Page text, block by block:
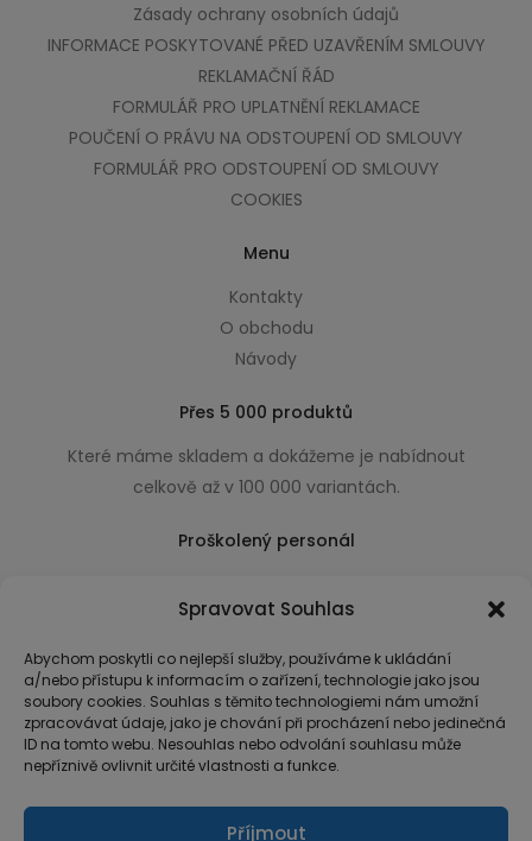
Spravovat Souhlas
Abychom poskytli co nejlepší služby, používáme k ukládání
a/nebo přístupu k informacím o zařízení, technologie jako jsou
soubory cookies. Souhlas s těmito technologiemi nám umožní
zpracovávat údaje, jako je chování při procházení nebo jedinečná
ID na tomto webu. Nesouhlas nebo odvolání souhlasu může
nepříznivě ovlivnit určité vlastnosti a funkce.
Příjmout
Zásady ochrany osobních údajů
INFORMACE POSKYTOVANÉ PŘED UZAVŘENÍM SMLOUVY
REKLAMAČNÍ ŘÁD
FORMULÁŘ PRO UPLATNĚNÍ REKLAMACE
POUČENÍ O PRÁVU NA ODSTOUPENÍ OD SMLOUVY
FORMULÁŘ PRO ODSTOUPENÍ OD SMLOUVY
COOKIES
Menu
Kontakty
O obchodu
Návody
Přes 5 000 produktů
Které máme skladem a dokážeme je nabídnout
celkově až v 100 000 variantách.
Proškolený personál
usnadňující nákup.